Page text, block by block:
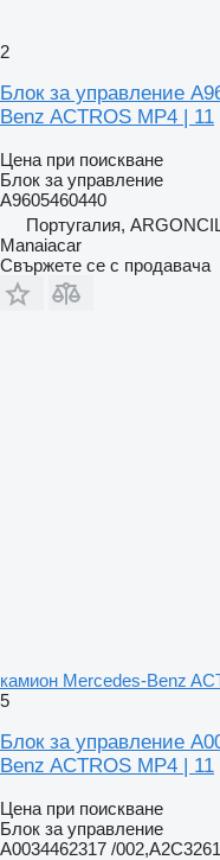
2
Блок за управление
Benz ACTROS MP4 | 11
Цена при поискване
Блок за управление
A9605460440
Португалия,
Manaiacar
Свържете се с продавача
камион Mercedes-Benz
5
Блок за управление
Benz ACTROS MP4 | 11
Цена при поискване
Блок за управление
A0034462317 /